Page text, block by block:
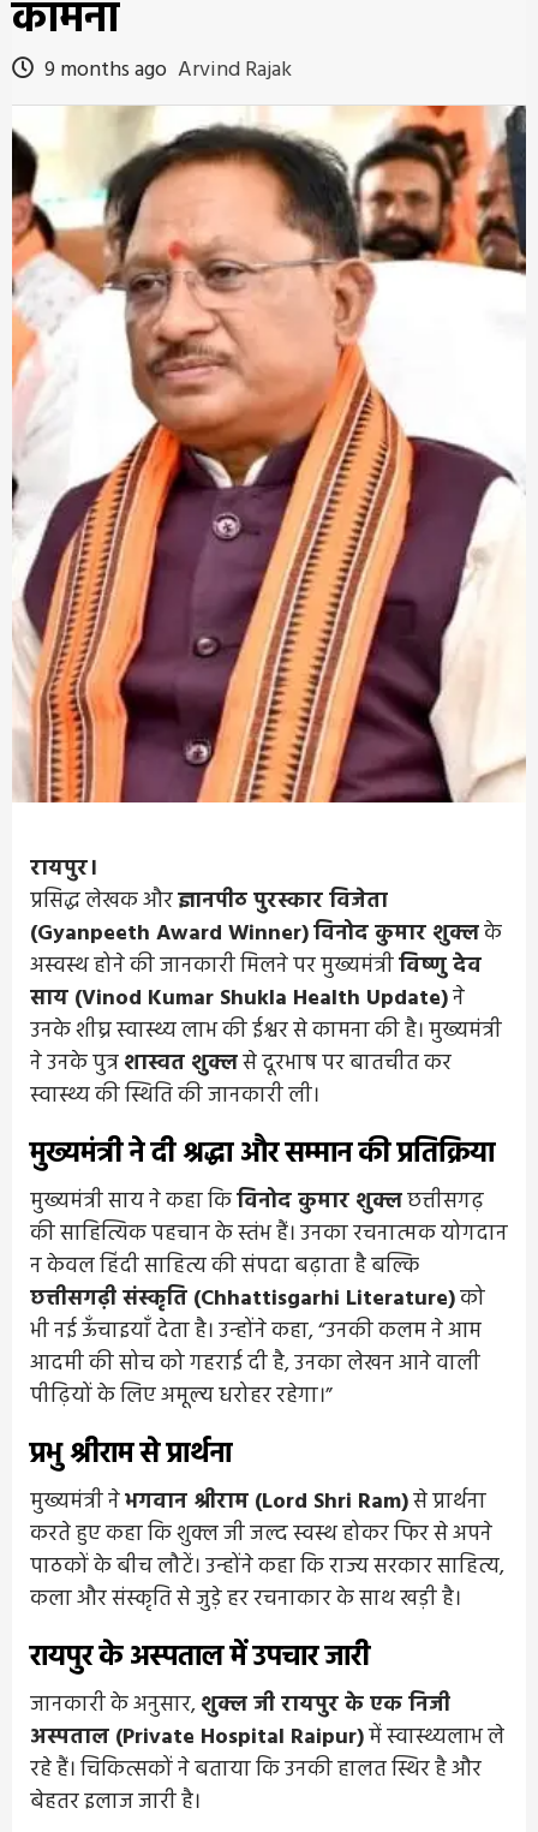
कामना
9 months ago Arvind Rajak
रायपुर।
प्रसिद्ध लेखक औरज्ञानपीठ पुरस्कार विजेता
(Gyanpeeth Award Winner)विनोद कुमार शुक्लके
अस्वस्थ होने की जानकारी मिलने पर मुख्यमंत्रीविष्णु देव
साय (Vinod Kumar Shukla Health Update)ने
उनके शीघ्र स्वास्थ्य लाभ की ईश्वर से कामना की है। मुख्यमंत्री
ने उनके पुत्रशास्वत शुक्लसे दूरभाष पर बातचीत कर
स्वास्थ्य की स्थिति की जानकारी ली।
मुख्यमंत्री ने दी श्रद्धा और सम्मान की प्रतिक्रिया
मुख्यमंत्री साय ने कहा किविनोद कुमार शुक्लछत्तीसगढ़
की साहित्यिक पहचान के स्तंभ हैं। उनका रचनात्मक योगदान
न केवल हिंदी साहित्य की संपदा बढ़ाता है बल्कि
छत्तीसगढ़ी संस्कृति (Chhattisgarhi Literature)को
भी नई ऊँचाइयाँ देता है। उन्होंने कहा, “उनकी कलम ने आम
आदमी की सोच को गहराई दी है, उनका लेखन आने वाली
पीढ़ियों के लिए अमूल्य धरोहर रहेगा।”
प्रभु श्रीराम से प्रार्थना
मुख्यमंत्री नेभगवान श्रीराम (Lord Shri Ram)से प्रार्थना
करते हुए कहा कि शुक्ल जी जल्द स्वस्थ होकर फिर से अपने
पाठकों के बीच लौटें। उन्होंने कहा कि राज्य सरकार साहित्य,
कला और संस्कृति से जुड़े हर रचनाकार के साथ खड़ी है।
रायपुर के अस्पताल में उपचार जारी
जानकारी के अनुसार,शुक्ल जी रायपुर के एक निजी
अस्पताल (Private Hospital Raipur)में स्वास्थ्यलाभ ले
रहे हैं। चिकित्सकों ने बताया कि उनकी हालत स्थिर है और
बेहतर इलाज जारी है।